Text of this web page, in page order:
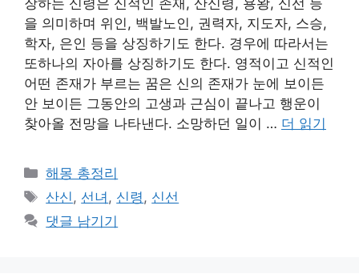
장하는 신령은 신적인 존재, 산신령, 용왕, 신선 등
을 의미하며 위인, 백발노인, 권력자, 지도자, 스승,
학자, 은인 등을 상징하기도 한다. 경우에 따라서는
또하나의 자아를 상징하기도 한다. 영적이고 신적인
어떤 존재가 부르는 꿈은 신의 존재가 눈에 보이든
안 보이든 그동안의 고생과 근심이 끝나고 행운이
찾아올 전망을 나타낸다. 소망하던 일이 … 더 읽기
카
테
리
해몽 총정리
태
그
산신, 선녀 , 신령, 신선
댓글 남기기